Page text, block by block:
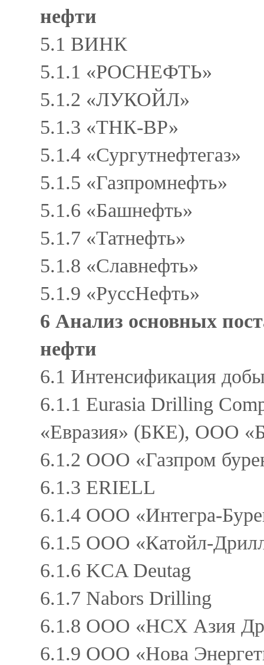
нефти
5.1 ВИНК
5.1.1 «РОСНЕФТЬ»
5.1.2 «ЛУКОЙЛ»
5.1.3 «ТНК-ВР»
5.1.4 «Сургутнефтегаз»
5.1.5 «Газпромнефть»
5.1.6 «Башнефть»
5.1.7 «Татнефть»
5.1.8 «Славнефть»
5.1.9 «РуссНефть»
6 Анализ основных
нефти
6.1 Интенсификация
6.1.1 Eurasia Drilling
«Евразия» (БКЕ), ООО
6.1.2 ООО «Газпром
6.1.3 ERIELL
6.1.4 ООО «Интегра-
6.1.5 ООО «Катойл-
6.1.6 KCA Deutag
6.1.7 Nabors Drilling
6.1.8 ООО «НСХ Азия
6.1.9 ООО «Нова